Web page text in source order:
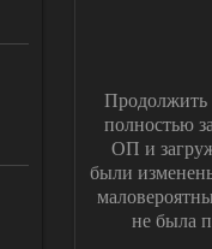
Продолжить
полностью
ОП и
были
не была